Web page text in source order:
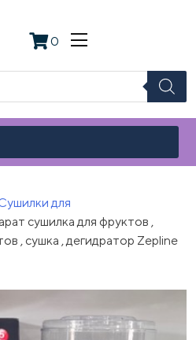
0
для
сушилка для фруктов ,
, сушка , дегидратор Zepline